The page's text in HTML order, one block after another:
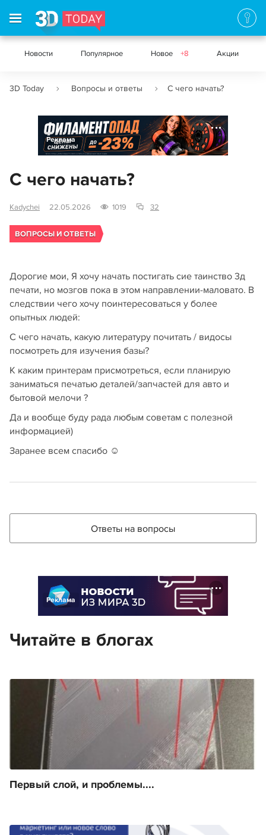
Новости Популярное Новое +8 Акции
3D Today Вопросы и ответы С чего начать?
Реклама
С чего начать?
Kadychei 22.05.2026 1019 32
ВОПРОСЫ И ОТВЕТЫ
Дорогие мои, Я хочу начать постигать сие таинство 3д
печати, но мозгов пока в этом направлении-маловато. В
следствии чего хочу поинтересоваться у более
опытных людей:
С чего начать, какую литературу почитать / видосы
посмотреть для изучения базы?
К каким принтерам присмотреться, если планирую
заниматься печатью деталей/запчастей для авто и
бытовой мелочи ?
Да и вообще буду рада любым советам с полезной
информацией)
Заранее всем спасибо ☺️
Ответы на вопросы
Реклама
Читайте в блогах
Первый слой, и проблемы....